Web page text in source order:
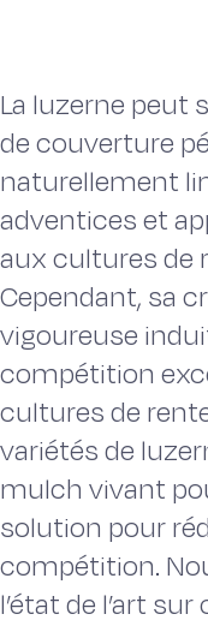
La luzerne peut
de couverture
naturellement
adventices et
aux cultures de
Cependant, sa
vigoureuse
compétition
cultures de
variétés de
mulch vivant
solution pour
compétition.
l’état de l’art